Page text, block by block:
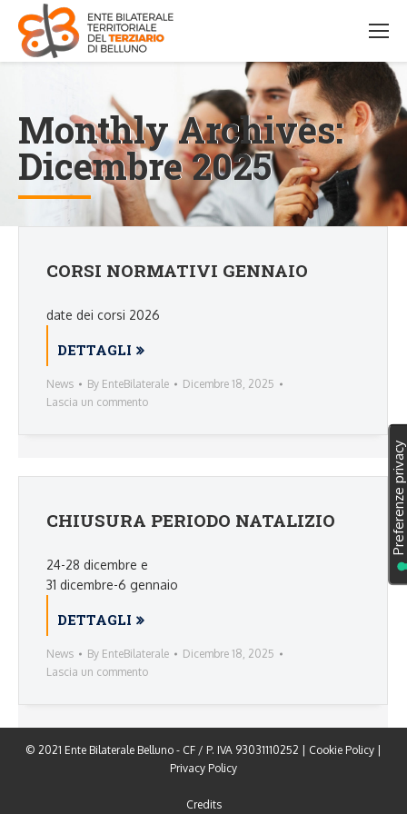
Monthly Archives:
Dicembre 2025
CORSI NORMATIVI GENNAIO
date dei corsi 2026
DETTAGLI
News By EnteBilaterale
Dicembre 18, 2025
Lascia un commento
CHIUSURA PERIODO NATALIZIO
24-28 dicembre e
31 dicembre-6 gennaio
DETTAGLI
News By EnteBilaterale
Dicembre 18, 2025
Lascia un commento
© 2021 Ente Bilaterale Belluno - CF / P. IVA 93031110252 | Cookie Policy
Privacy Policy
Credits